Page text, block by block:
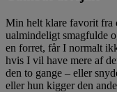
Min helt klare favorit fra
ualmindeligt smagfulde
en forret, får I normalt
hvis I vil have mere af
den to gange – eller
eller hun kigger den